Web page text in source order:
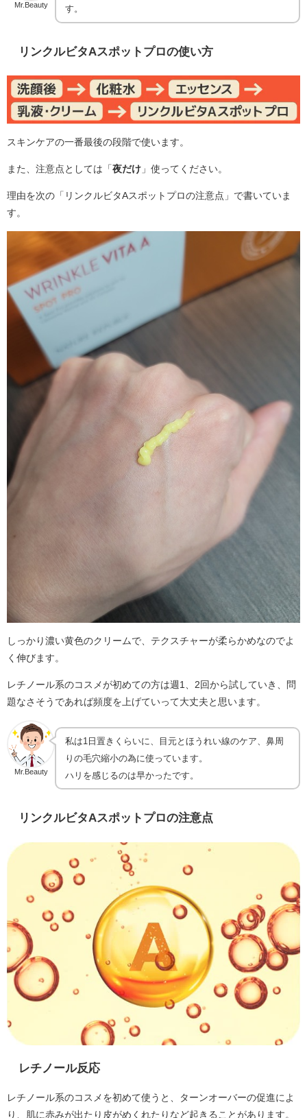
Mr.Beauty
す。
リンクルビタAスポットプロの使い方
スキンケアの一番最後の段階で使います。
また、注意点としては「 夜だけ 」使ってください。
理由を次の「リンクルビタAスポットプロの注意点」で書いていま
す。
しっかり濃い黄色のクリームで、テクスチャーが柔らかめなのでよ
く伸びます。
レチノール系のコスメが初めての方は週1、2回から試していき、問
題なさそうであれば頻度を上げていって大丈夫と思います。
Mr.Beauty
私は1日置きくらいに、目元とほうれい線のケア、鼻周
りの毛穴縮小の為に使っています。
ハリを感じるのは早かったです。
リンクルビタAスポットプロの注意点
レチノール反応
レチノール系のコスメを初めて使うと、ターンオーバーの促進によ
り、肌に赤みが出たり皮がめくれたりなど起きることがあります。